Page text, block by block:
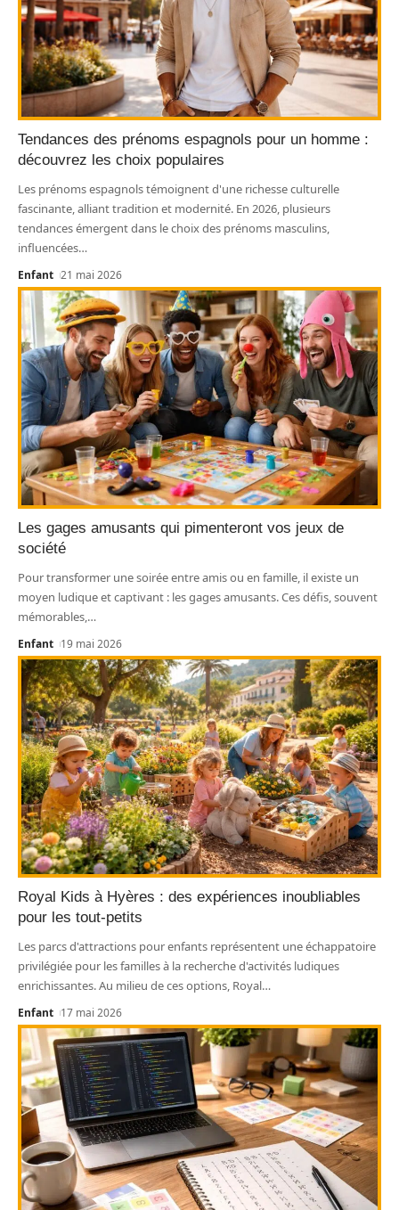
Tendances des prénoms espagnols pour un homme :
découvrez les choix populaires
Les prénoms espagnols témoignent d'une richesse culturelle
fascinante, alliant tradition et modernité. En 2026, plusieurs
tendances émergent dans le choix des prénoms masculins,
influencées…
Enfant 21 mai 2026
Les gages amusants qui pimenteront vos jeux de
société
Pour transformer une soirée entre amis ou en famille, il existe un
moyen ludique et captivant : les gages amusants. Ces défis, souvent
mémorables,…
Enfant 19 mai 2026
Royal Kids à Hyères : des expériences inoubliables
pour les tout-petits
Les parcs d'attractions pour enfants représentent une échappatoire
privilégiée pour les familles à la recherche d'activités ludiques
enrichissantes. Au milieu de ces options, Royal…
Enfant 17 mai 2026